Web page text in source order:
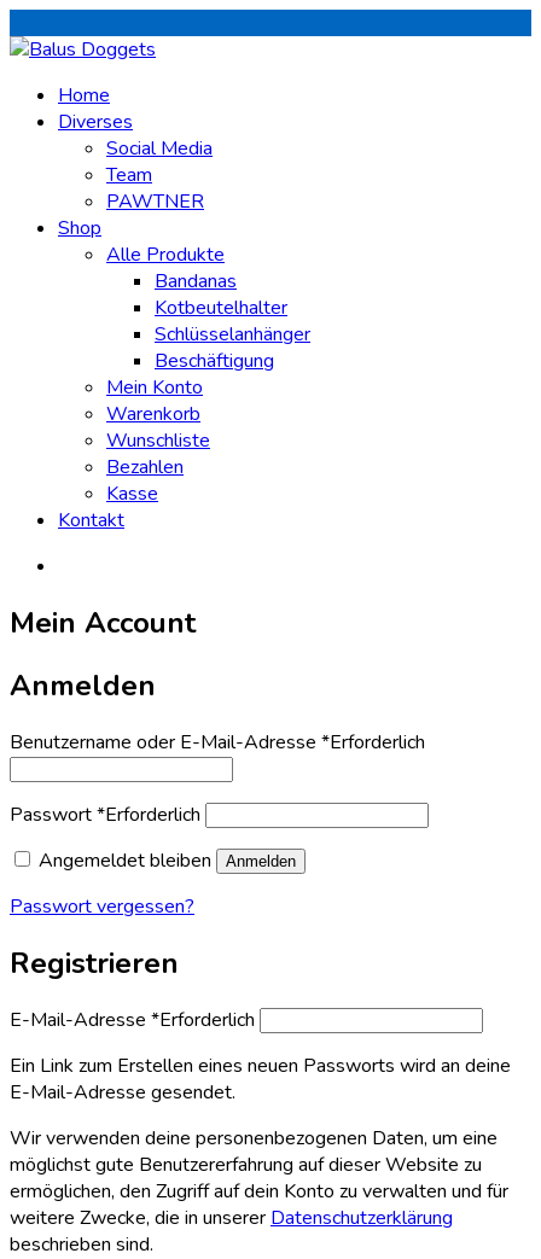
Home
Diverses
Social Media
Team
PAWTNER
Shop
Alle Produkte
Bandanas
Kotbeutelhalter
Schlüsselanhänger
Beschäftigung
Mein Konto
Warenkorb
Wunschliste
Bezahlen
Kasse
Kontakt
Mein Account
Anmelden
Benutzername oder E-Mail-Adresse *Erforderlich
Passwort*Erforderlich
Angemeldet bleiben
Anmelden
Passwort vergessen?
Registrieren
E-Mail-Adresse *Erforderlich
Ein Link zum Erstellen eines neuen Passworts wird an deine
E-Mail-Adresse gesendet.
Wir verwenden deine personenbezogenen Daten, um eine
möglichst gute Benutzererfahrung auf dieser Website zu
ermöglichen, den Zugriff auf dein Konto zu verwalten und für
weitere Zwecke, die in unserer Datenschutzerklärung
beschrieben sind.